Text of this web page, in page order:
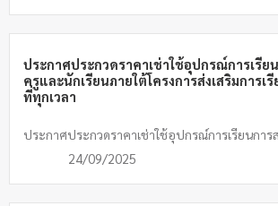
ประกาศประกวดราคาเช่าใช้อุปกรณ์การเรีย
ครูและนักเรียนภายใต้โครงการส่งเสริมการ
ที่ทุกเวลา
ประกาศประกวดราคาเช่าใช้อุปกรณ์การเรียนกา
24/09/2025